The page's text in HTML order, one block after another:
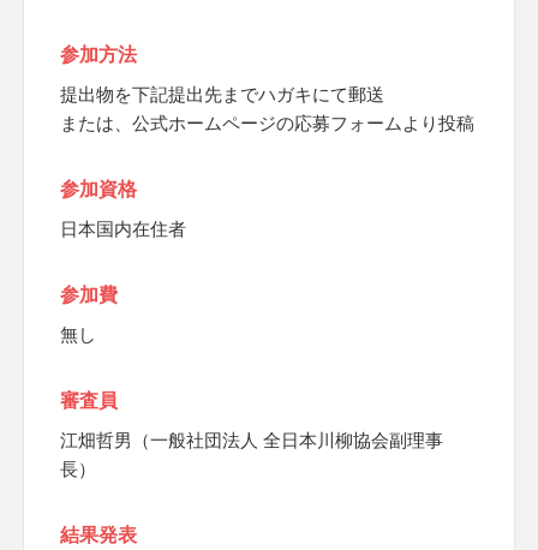
参加方法
提出物を下記提出先までハガキにて郵送
または、公式ホームページの応募フォームより投稿
参加資格
日本国内在住者
参加費
無し
審査員
江畑哲男（一般社団法人 全日本川柳協会副理事
長）
結果発表